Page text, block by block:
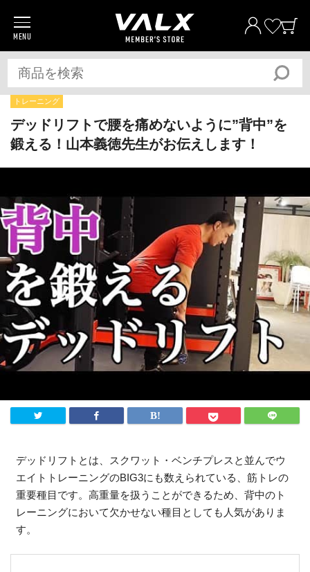
MENU
商品一覧
プロテイン
サプリメント
トレーニングギア/グッズ
アパレル
全ての商品
おトク おまとめ割
おトク定期便
ベストプライス宣言
筋トレ大学PRO
法人様向け
ふるさと納税
ANA
楽天
ふるさとチョイス
ENGLISH
トレーニング
デッドリフトで腰を痛めないように”背中”を
鍛える！山本義徳先生がお伝えします！
デッドリフトとは、スクワット・ベンチプレスと並んでウ
エイトトレーニングのBIG3にも数えられている、筋トレの
重要種目です。高重量を扱うことができるため、背中のト
レーニングにおいて欠かせない種目としても人気がありま
す。